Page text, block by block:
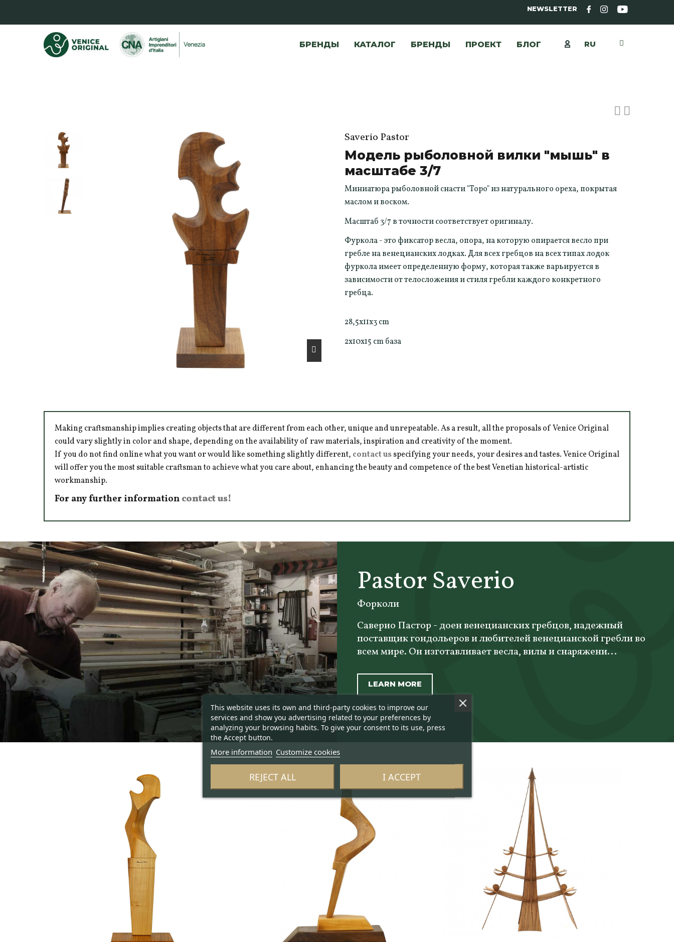
NEWSLETTER
БРЕНДЫ КАТАЛОГ БРЕНДЫ ПРОЕКТ БЛОГ RU
Saverio Pastor
Модель рыболовной вилки "мышь" в
масштабе 3/7
Миниатюра рыболовной снасти "Topo" из натурального ореха, покрытая
маслом и воском.
Масштаб 3/7 в точности соответствует оригиналу.
Фуркола - это фиксатор весла, опора, на которую опирается весло при
гребле на венецианских лодках. Для всех гребцов на всех типах лодок
фуркола имеет определенную форму, которая также варьируется в
зависимости от телосложения и стиля гребли каждого конкретного
гребца.
28,5x11x3 cm
2x10x15 cm база
Making craftsmanship implies creating objects that are different from each other, unique and unrepeatable. As a result, all the proposals of Venice Original
could vary slightly in color and shape, depending on the availability of raw materials, inspiration and creativity of the moment.
If you do not find online what you want or would like something slightly different, contact usspecifying your needs, your desires and tastes. Venice Original
will offer you the most suitable craftsman to achieve what you care about, enhancing the beauty and competence of the best Venetian historical-artistic
workmanship.
For any further information contact us!
Pastor Saverio
Форколи
Саверио Пастор - доен венецианских гребцов, надежный
поставщик гондольеров и любителей венецианской гребли во
всем мире. Он изготавливает весла, вилы и снаряжени...
LEARN MORE
This website uses its own and third-party cookies to improve our
services and show you advertising related to your preferences by
analyzing your browsing habits. To give your consent to its use, press
the Accept button.
More information Customize cookies
REJECT ALL I ACCEPT